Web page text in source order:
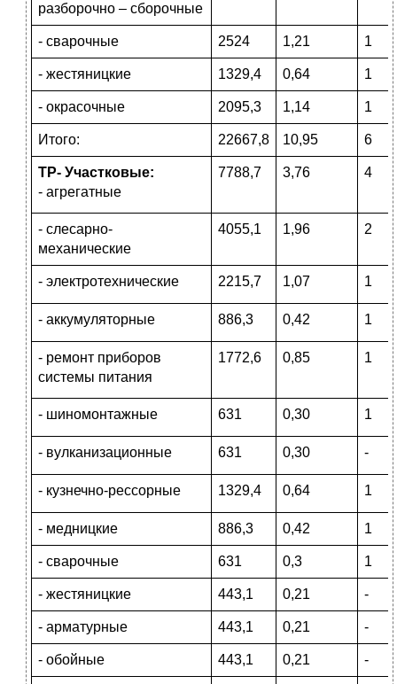
разборочно – сборочные
- сварочные 2524 1,21 1
- жестяницкие 1329,4 0,64 1
- окрасочные 2095,3 1,14 1
Итого: 22667,8 10,95 6
ТР- Участковые:
- агрегатные
7788,7 3,76 4
- слесарно-
механические
4055,1 1,96 2
- электротехнические 2215,7 1,07 1
- аккумуляторные 886,3 0,42 1
- ремонт приборов
системы питания
1772,6 0,85 1
- шиномонтажные 631 0,30 1
- вулканизационные 631 0,30 -
- кузнечно-рессорные 1329,4 0,64 1
- медницкие 886,3 0,42 1
- сварочные 631 0,3 1
- жестяницкие 443,1 0,21 -
- арматурные 443,1 0,21 -
- обойные 443,1 0,21 -